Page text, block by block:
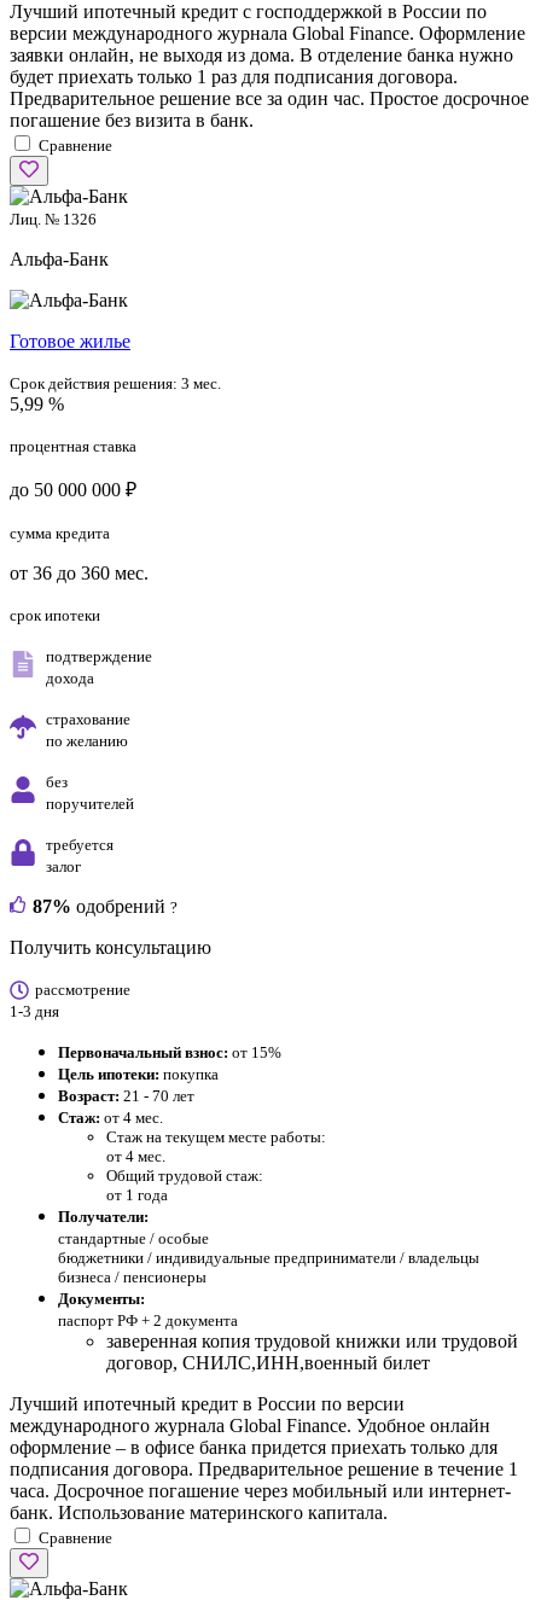
Лучший ипотечный кредит с господдержкой в России по
версии международного журнала Global Finance. Оформление
заявки онлайн, не выходя из дома. В отделение банка нужно
будет приехать только 1 раз для подписания договора.
Предварительное решение все за один час. Простое досрочное
погашение без визита в банк.
Сравнение
Лиц. № 1326
Альфа-Банк
Готовое жилье
Срок действия решения: 3 мес.
5,99 %
процентная ставка
до 50 000 000 ₽
сумма кредита
от 36 до 360 мес.
срок ипотеки
подтверждение
дохода
страхование
по желанию
без
поручителей
требуется
залог
87% одобрений ?
Получить консультацию
рассмотрение
1-3 дня
Первоначальный взнос: от 15%
Цель ипотеки: покупка
Возраст: 21 - 70 лет
Стаж: от 4 мес.
Стаж на текущем месте работы:
от 4 мес.
Общий трудовой стаж:
от 1 года
Получатели:
стандартные / особые
бюджетники / индивидуальные предприниматели / владельцы
бизнеса / пенсионеры
Документы:
паспорт РФ + 2 документа
заверенная копия трудовой книжки или трудовой
договор, СНИЛС,ИНН,военный билет
Лучший ипотечный кредит в России по версии
международного журнала Global Finance. Удобное онлайн
оформление – в офисе банка придется приехать только для
подписания договора. Предварительное решение в течение 1
часа. Досрочное погашение через мобильный или интернет-
банк. Использование материнского капитала.
Сравнение